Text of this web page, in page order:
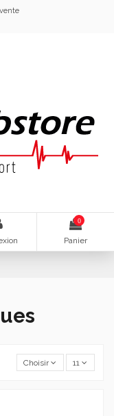
0
Panier
Choisir 11